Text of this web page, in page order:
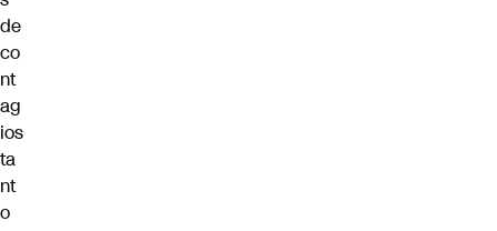
de
co
nt
ag
ios
ta
nt
o